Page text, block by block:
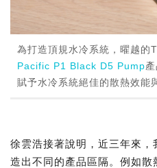
為打造頂規水冷系統，曜越
Pacific P1 Black D5 Pump
賦予水冷系統絕佳的散熱效能
徐雲浩接著說明，近三年來
造出不同的產品區隔。例如